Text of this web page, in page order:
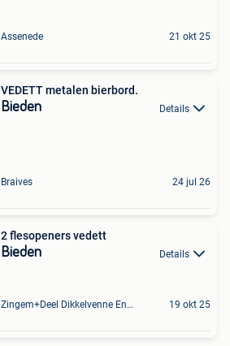
Assenede 21 okt 25
VEDETT metalen bierbord.
Bieden Details
Braives 24 jul 26
2 flesopeners vedett
Bieden Details
Zingem+Deel Dikkelvenne En Nederzwalm-Hermelgem 19 okt 25